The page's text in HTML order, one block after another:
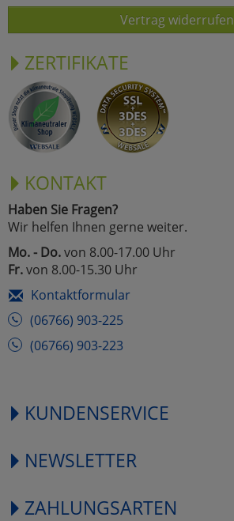
Vertrag widerrufen
ZERTIFIKATE
KONTAKT
Haben Sie Fragen?
Wir helfen Ihnen gerne weiter.
Mo. - Do.von 8.00-17.00 Uhr
Fr.von 8.00-15.30 Uhr
Kontaktformular
(06766) 903-225
(06766) 903-223
KUNDENSERVICE
NEWSLETTER
ZAHLUNGSARTEN